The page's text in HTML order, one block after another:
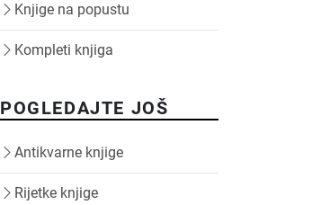
Knjige na popustu
Kompleti knjiga
POGLEDAJTE JOŠ
Antikvarne knjige
Rijetke knjige